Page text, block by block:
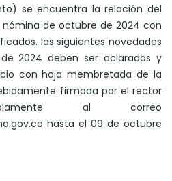
se encuentra la relación del
de octubre de 2024 con
las siguientes novedades
2024 deben ser aclaradas y
con hoja membretada de la
firmada por el rector
al correo
hasta el 09 de octubre